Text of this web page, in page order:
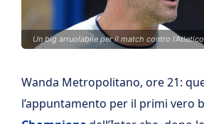
Un big arruolabile per il match contro
Wanda Metropolitano, ore 21:
l’appuntamento per il primi vero